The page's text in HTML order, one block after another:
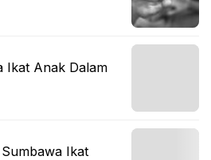
Ikat Anak Dalam
Ikat